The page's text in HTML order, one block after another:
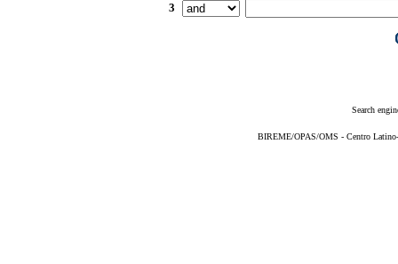
3
Search
BIREME/OPAS/OMS - Centro Latino-